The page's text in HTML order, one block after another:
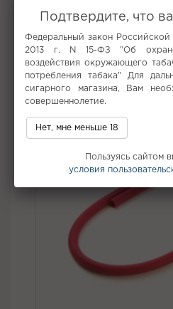
Вкус: Маракуйя
Все вкусы табака для кальяна
Не забудьте купить
Подтвердите, что
Федеральный закон
2013 г. N 15-ФЗ "Об
воздействия окружающего
потребления табака" Для
сигарного магазина, Вам
совершеннолетие.
Нет, мне меньше 18
Пользуясь сайтом
условия